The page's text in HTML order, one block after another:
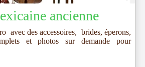
ancienne
avec des accessoires, brides, éperons,
et photos sur demande pour